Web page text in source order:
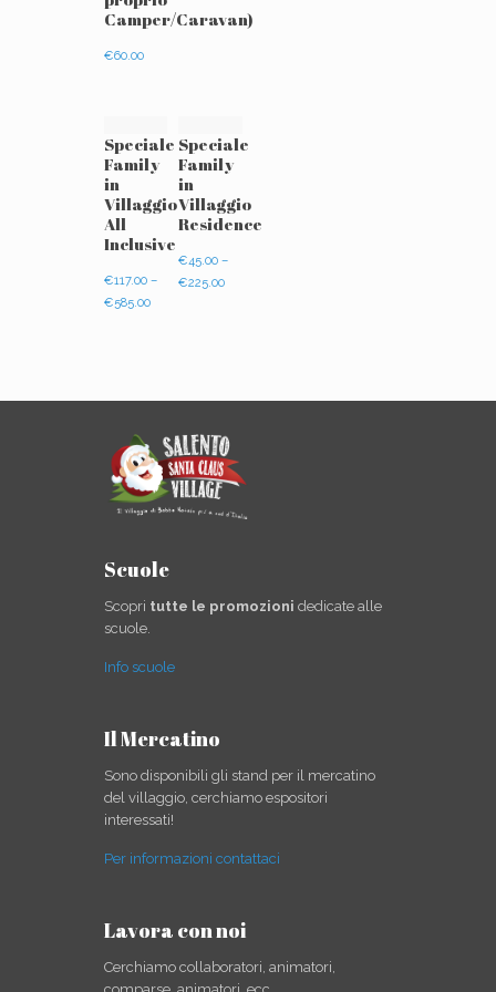
Camper/Caravan)
€60.00
Speciale
Family
in
Villaggio
All
Inclusive
€117.00 –
€585.00
Speciale
Family
in
Villaggio
Residence
€45.00 –
€225.00
Scuole
Scopri tutte le promozioni dedicate alle
scuole.
Info scuole
Il Mercatino
Sono disponibili gli stand per il mercatino
del villaggio, cerchiamo espositori
interessati!
Per informazioni contattaci
Lavora con noi
Cerchiamo collaboratori, animatori,